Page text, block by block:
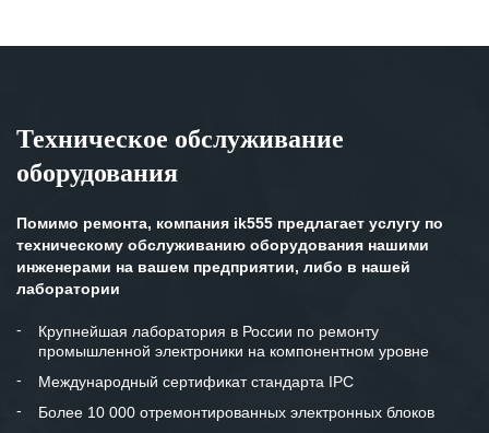
Техническое обслуживание
оборудования
Помимо ремонта, компания ik555 предлагает услугу по
техническому обслуживанию оборудования нашими
инженерами на вашем предприятии, либо в нашей
лаборатории
Крупнейшая лаборатория в России по ремонту
промышленной электроники на компонентном уровне
Международный сертификат стандарта IPC
Более 10 000 отремонтированных электронных блоков